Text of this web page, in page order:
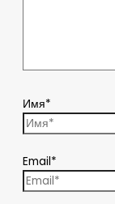
Имя*
Email*